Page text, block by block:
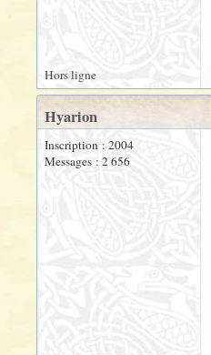
Hors ligne
Hyarion
Inscription : 2004
Messages : 2 656